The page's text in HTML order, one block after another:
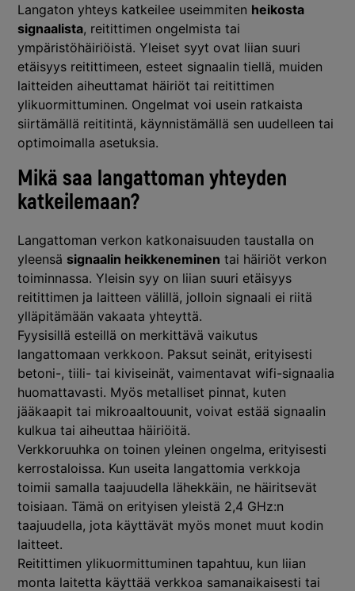
Langaton yhteys katkeilee useimmiten heikosta
signaalista, reitittimen ongelmista tai
ympäristöhäiriöistä. Yleiset syyt ovat liian suuri
etäisyys reitittimeen, esteet signaalin tiellä, muiden
laitteiden aiheuttamat häiriöt tai reitittimen
ylikuormittuminen. Ongelmat voi usein ratkaista
siirtämällä reititintä, käynnistämällä sen uudelleen tai
optimoimalla asetuksia.
Mikä saa langattoman yhteyden
katkeilemaan?
Langattoman verkon katkonaisuuden taustalla on
yleensä signaalin heikkeneminen tai häiriöt verkon
toiminnassa. Yleisin syy on liian suuri etäisyys
reitittimen ja laitteen välillä, jolloin signaali ei riitä
ylläpitämään vakaata yhteyttä.
Fyysisillä esteillä on merkittävä vaikutus
langattomaan verkkoon. Paksut seinät, erityisesti
betoni-, tiili- tai kiviseinät, vaimentavat wifi-signaalia
huomattavasti. Myös metalliset pinnat, kuten
jääkaapit tai mikroaaltouunit, voivat estää signaalin
kulkua tai aiheuttaa häiriöitä.
Verkkoruuhka on toinen yleinen ongelma, erityisesti
kerrostaloissa. Kun useita langattomia verkkoja
toimii samalla taajuudella lähekkäin, ne häiritsevät
toisiaan. Tämä on erityisen yleistä 2,4 GHz:n
taajuudella, jota käyttävät myös monet muut kodin
laitteet.
Reitittimen ylikuormittuminen tapahtuu, kun liian
monta laitetta käyttää verkkoa samanaikaisesti tai